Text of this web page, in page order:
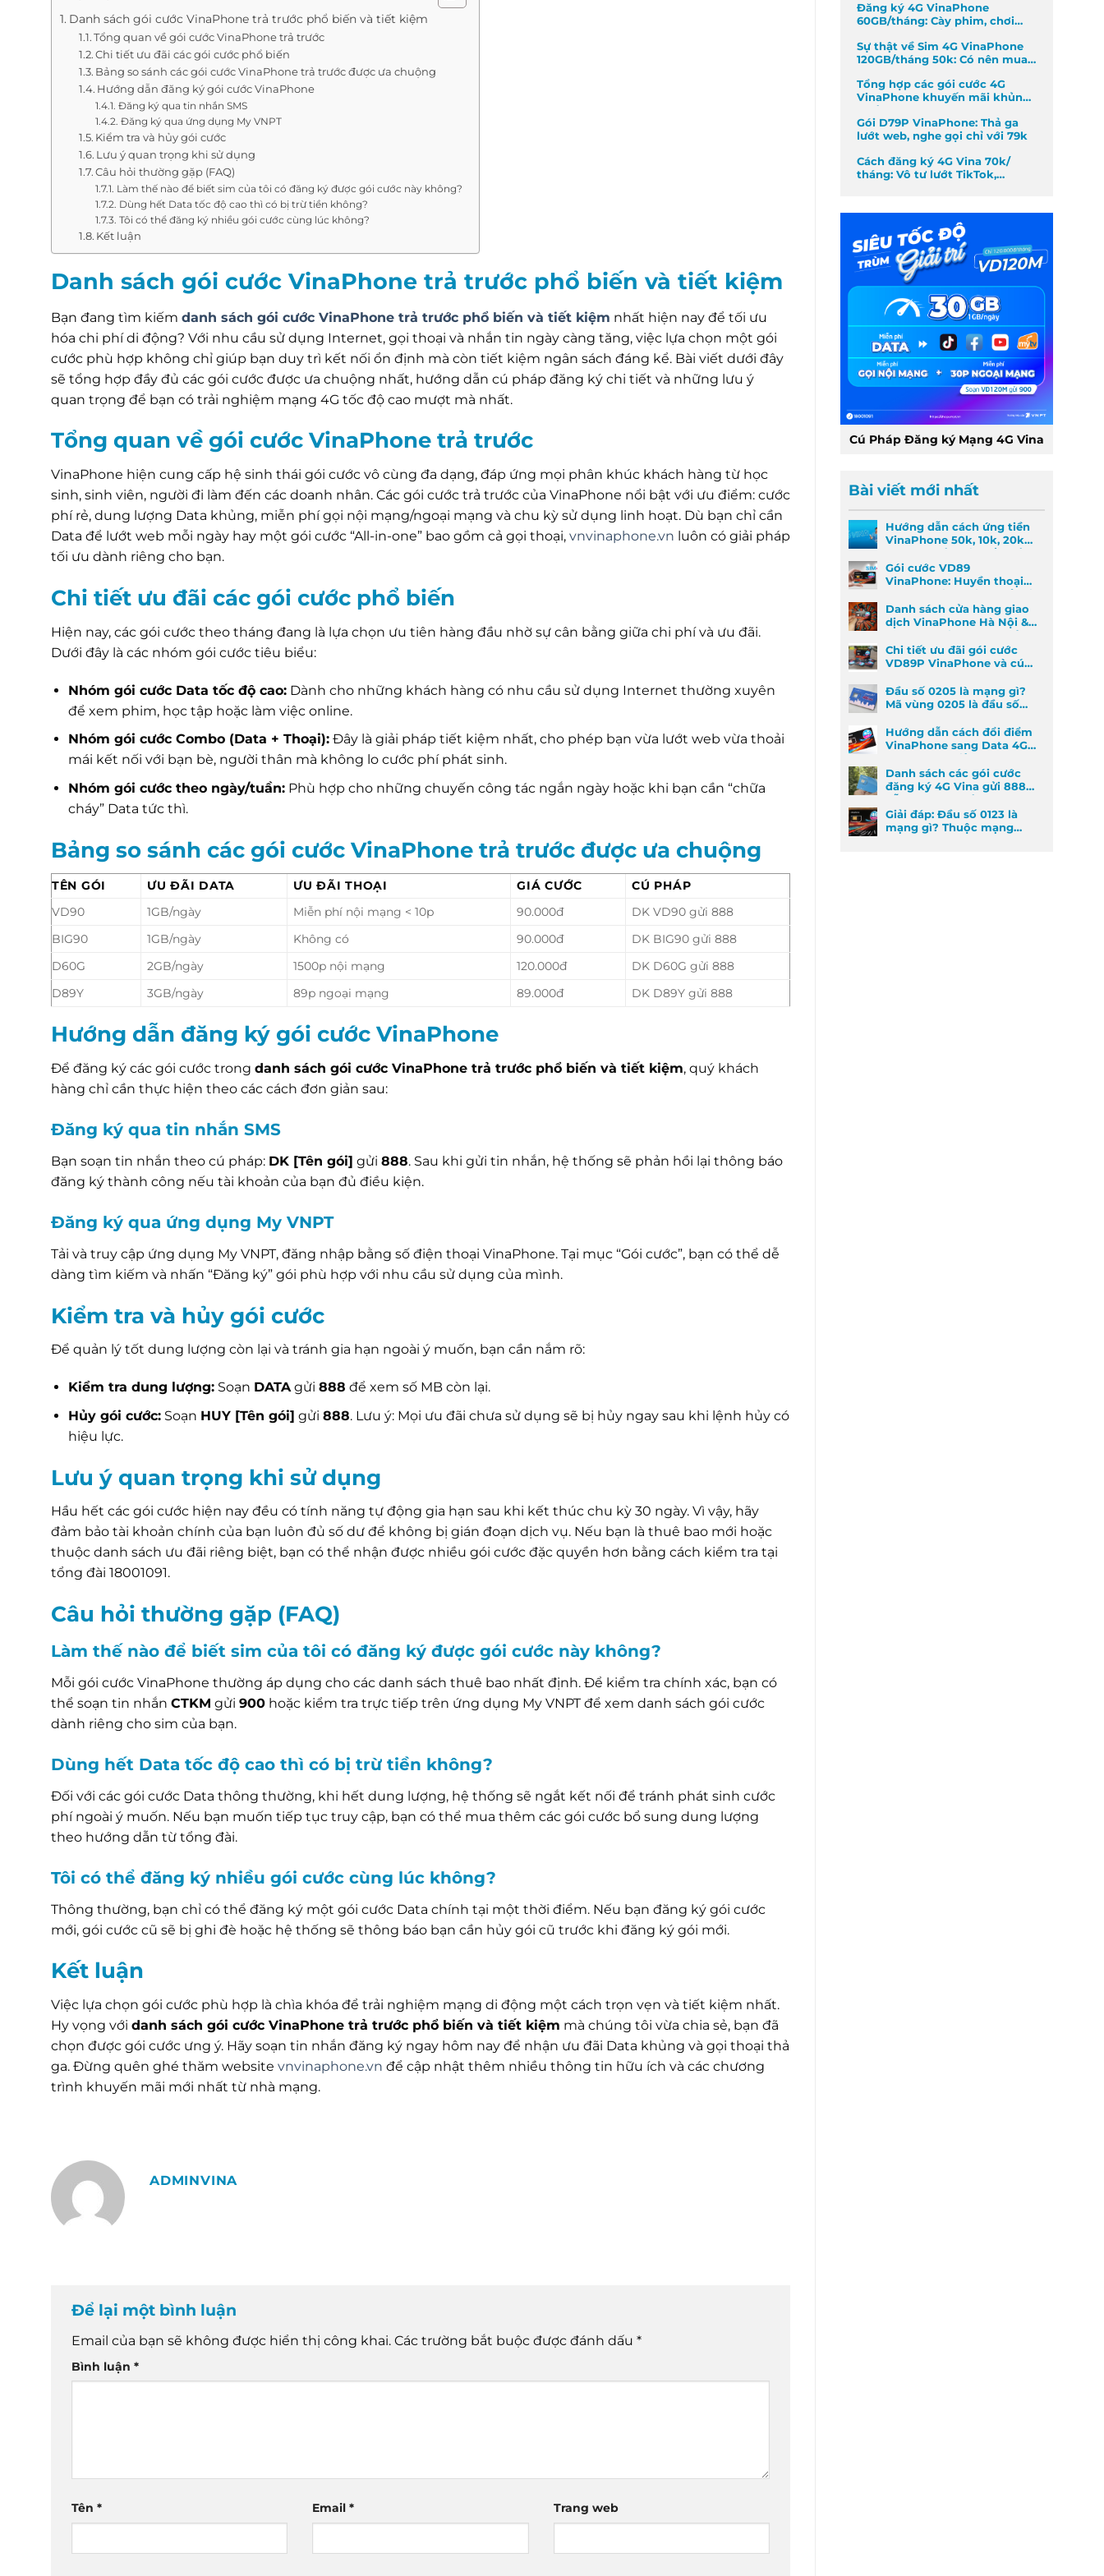
Danh sách gói cước VinaPhone trả trước phổ biến và tiết kiệm
Tổng quan về gói cước VinaPhone trả trước
Chi tiết ưu đãi các gói cước phổ biến
Bảng so sánh các gói cước VinaPhone trả trước được ưa chuộng
Hướng dẫn đăng ký gói cước VinaPhone
Đăng ký qua tin nhắn SMS
Đăng ký qua ứng dụng My VNPT
Kiểm tra và hủy gói cước
Lưu ý quan trọng khi sử dụng
Câu hỏi thường gặp (FAQ)
Làm thế nào để biết sim của tôi có đăng ký được gói cước này không?
Dùng hết Data tốc độ cao thì có bị trừ tiền không?
Tôi có thể đăng ký nhiều gói cước cùng lúc không?
Kết luận
Danh sách gói cước VinaPhone trả trước phổ biến và tiết kiệm
Bạn đang tìm kiếm danh sách gói cước VinaPhone trả trước phổ biến và tiết kiệm nhất hiện nay để tối ưu
hóa chi phí di động? Với nhu cầu sử dụng Internet, gọi thoại và nhắn tin ngày càng tăng, việc lựa chọn một gói
cước phù hợp không chỉ giúp bạn duy trì kết nối ổn định mà còn tiết kiệm ngân sách đáng kể. Bài viết dưới đây
sẽ tổng hợp đầy đủ các gói cước được ưa chuộng nhất, hướng dẫn cú pháp đăng ký chi tiết và những lưu ý
quan trọng để bạn có trải nghiệm mạng 4G tốc độ cao mượt mà nhất.
Tổng quan về gói cước VinaPhone trả trước
VinaPhone hiện cung cấp hệ sinh thái gói cước vô cùng đa dạng, đáp ứng mọi phân khúc khách hàng từ học
sinh, sinh viên, người đi làm đến các doanh nhân. Các gói cước trả trước của VinaPhone nổi bật với ưu điểm: cước
phí rẻ, dung lượng Data khủng, miễn phí gọi nội mạng/ngoại mạng và chu kỳ sử dụng linh hoạt. Dù bạn chỉ cần
Data để lướt web mỗi ngày hay một gói cước “All-in-one” bao gồm cả gọi thoại, vnvinaphone.vn luôn có giải pháp
tối ưu dành riêng cho bạn.
Chi tiết ưu đãi các gói cước phổ biến
Hiện nay, các gói cước theo tháng đang là lựa chọn ưu tiên hàng đầu nhờ sự cân bằng giữa chi phí và ưu đãi.
Dưới đây là các nhóm gói cước tiêu biểu:
Nhóm gói cước Data tốc độ cao:Dành cho những khách hàng có nhu cầu sử dụng Internet thường xuyên
để xem phim, học tập hoặc làm việc online.
Nhóm gói cước Combo (Data + Thoại):Đây là giải pháp tiết kiệm nhất, cho phép bạn vừa lướt web vừa thoải
mái kết nối với bạn bè, người thân mà không lo cước phí phát sinh.
Nhóm gói cước theo ngày/tuần:Phù hợp cho những chuyến công tác ngắn ngày hoặc khi bạn cần “chữa
cháy” Data tức thì.
Bảng so sánh các gói cước VinaPhone trả trước được ưa chuộng
TÊN GÓI ƯU ĐÃI DATA ƯU ĐÃI THOẠI GIÁ CƯỚC
CÚ PHÁP
VD90
1GB/ngày Miễn phí nội mạng < 10p 90.000đ
DK VD90 gửi 888
BIG90
1GB/ngày Không có 90.000đ
DK BIG90 gửi 888
D60G
2GB/ngày 1500p nội mạng 120.000đ
DK D60G gửi 888
D89Y
3GB/ngày 89p ngoại mạng 89.000đ DK D89Y gửi 888
Hướng dẫn đăng ký gói cước VinaPhone
Để đăng ký các gói cước trong danh sách gói cước VinaPhone trả trước phổ biến và tiết kiệm, quý khách
hàng chỉ cần thực hiện theo các cách đơn giản sau:
Đăng ký qua tin nhắn SMS
Bạn soạn tin nhắn theo cú pháp: DK [Tên gói] gửi 888. Sau khi gửi tin nhắn, hệ thống sẽ phản hồi lại thông báo
đăng ký thành công nếu tài khoản của bạn đủ điều kiện.
Đăng ký qua ứng dụng My VNPT
Tải và truy cập ứng dụng My VNPT, đăng nhập bằng số điện thoại VinaPhone. Tại mục “Gói cước”, bạn có thể dễ
dàng tìm kiếm và nhấn “Đăng ký” gói phù hợp với nhu cầu sử dụng của mình.
Kiểm tra và hủy gói cước
Để quản lý tốt dung lượng còn lại và tránh gia hạn ngoài ý muốn, bạn cần nắm rõ:
Kiểm tra dung lượng:Soạn DATAgửi 888 để xem số MB còn lại.
Hủy gói cước:Soạn HUY [Tên gói] gửi 888. Lưu ý: Mọi ưu đãi chưa sử dụng sẽ bị hủy ngay sau khi lệnh hủy có
hiệu lực.
Lưu ý quan trọng khi sử dụng
Hầu hết các gói cước hiện nay đều có tính năng tự động gia hạn sau khi kết thúc chu kỳ 30 ngày. Vì vậy, hãy
đảm bảo tài khoản chính của bạn luôn đủ số dư để không bị gián đoạn dịch vụ. Nếu bạn là thuê bao mới hoặc
thuộc danh sách ưu đãi riêng biệt, bạn có thể nhận được nhiều gói cước đặc quyền hơn bằng cách kiểm tra tại
tổng đài 18001091.
Câu hỏi thường gặp (FAQ)
Làm thế nào để biết sim của tôi có đăng ký được gói cước này không?
Mỗi gói cước VinaPhone thường áp dụng cho các danh sách thuê bao nhất định. Để kiểm tra chính xác, bạn có
thể soạn tin nhắn CTKM gửi 900 hoặc kiểm tra trực tiếp trên ứng dụng My VNPT để xem danh sách gói cước
dành riêng cho sim của bạn.
Dùng hết Data tốc độ cao thì có bị trừ tiền không?
Đối với các gói cước Data thông thường, khi hết dung lượng, hệ thống sẽ ngắt kết nối để tránh phát sinh cước
phí ngoài ý muốn. Nếu bạn muốn tiếp tục truy cập, bạn có thể mua thêm các gói cước bổ sung dung lượng
theo hướng dẫn từ tổng đài.
Tôi có thể đăng ký nhiều gói cước cùng lúc không?
Thông thường, bạn chỉ có thể đăng ký một gói cước Data chính tại một thời điểm. Nếu bạn đăng ký gói cước
mới, gói cước cũ sẽ bị ghi đè hoặc hệ thống sẽ thông báo bạn cần hủy gói cũ trước khi đăng ký gói mới.
Kết luận
Việc lựa chọn gói cước phù hợp là chìa khóa để trải nghiệm mạng di động một cách trọn vẹn và tiết kiệm nhất.
Hy vọng với danh sách gói cước VinaPhone trả trước phổ biến và tiết kiệm mà chúng tôi vừa chia sẻ, bạn đã
chọn được gói cước ưng ý. Hãy soạn tin nhắn đăng ký ngay hôm nay để nhận ưu đãi Data khủng và gọi thoại thả
ga. Đừng quên ghé thăm website vnvinaphone.vn để cập nhật thêm nhiều thông tin hữu ích và các chương
trình khuyến mãi mới nhất từ nhà mạng.
ADMINVINA
Để lại một bình luận
Email của bạn sẽ không được hiển thị công khai. Các trường bắt buộc được đánh dấu *
Bình luận *
Tên * Email* Trang web
Đăng ký 4G VinaPhone
60GB/tháng: Cày phim, chơi
Sự thật về Sim 4G VinaPhone
120GB/tháng 50k: Có nên mua
Tổng hợp các gói cước 4G
VinaPhone khuyến mãi khủng
Gói D79P VinaPhone: Thả ga
lướt web, nghe gọi chỉ với 79k
Cách đăng ký 4G Vina 70k/
tháng: Vô tư lướt TikTok,
Cú Pháp Đăng ký Mạng 4G Vina
Bài viết mới nhất
Hướng dẫn cách ứng tiền
VinaPhone 50k, 10k, 20k
nhanh nhất khi khẩn cấp
Gói cước VD89
VinaPhone: Huyền thoại
Data & Gọi thoại đã trở lại
Danh sách cửa hàng giao
dịch VinaPhone Hà Nội &
Cách tìm VinaPhone gần
đây
Chi tiết ưu đãi gói cước
VD89P VinaPhone và cú
Đầu số 0205 là mạng gì?
Mã vùng 0205 là đầu số
Hướng dẫn cách đổi điểm
VinaPhone sang Data 4G
cực kỳ đơn giản
Danh sách các gói cước
đăng ký 4G Vina gửi 888
dễ đăng ký nhất
Giải đáp: Đầu số 0123 là
mạng gì? Thuộc mạng